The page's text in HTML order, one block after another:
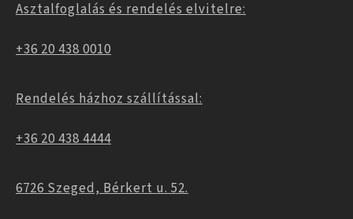
Asztalfoglalás és rendelés elvitelre:
+36 20 438 0010
Rendelés házhoz szállítással:
+36 20 438 4444
6726 Szeged, Bérkert u. 52.